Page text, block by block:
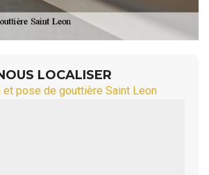
LOCALISER
et pose de gouttière Saint Leon